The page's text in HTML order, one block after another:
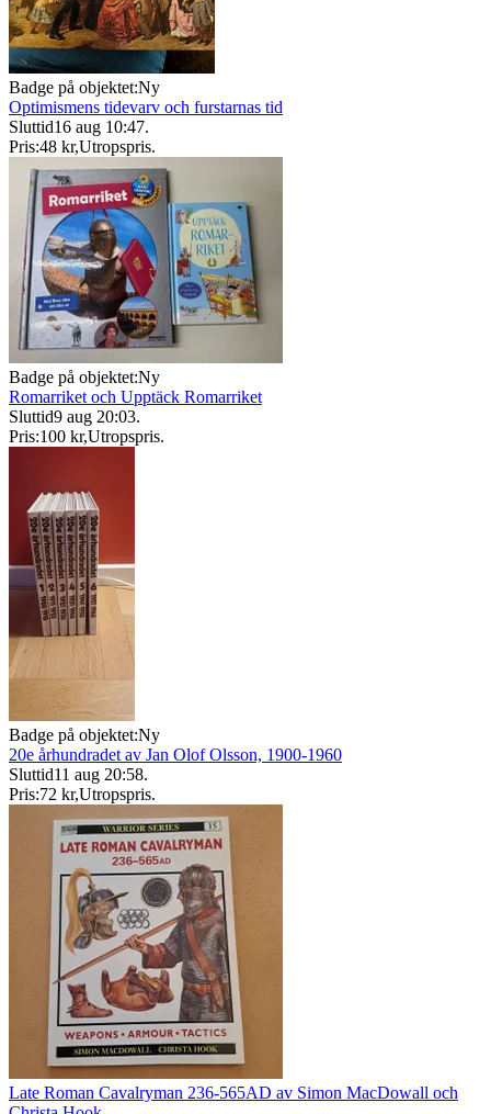
Badge på objektet:Ny
Optimismens tidevarv och furstarnas tid
Sluttid16 aug 10:47.
Pris:48 kr,Utropspris.
Badge på objektet:Ny
Romarriket och Upptäck Romarriket
Sluttid9 aug 20:03.
Pris:100 kr,Utropspris.
Badge på objektet:Ny
20e århundradet av Jan Olof Olsson, 1900-1960
Sluttid11 aug 20:58.
Pris:72 kr,Utropspris.
Late Roman Cavalryman 236-565AD av Simon MacDowall och